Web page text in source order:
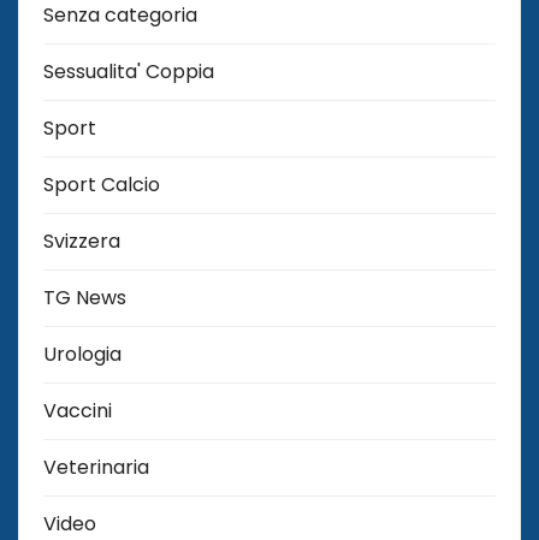
Senza categoria
Sessualita' Coppia
Sport
Sport Calcio
Svizzera
TG News
Urologia
Vaccini
Veterinaria
Video